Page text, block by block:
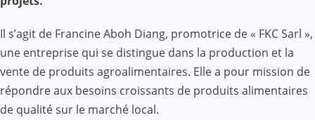
Il s’agit de Francine Aboh Diang, promotrice de « FKC Sarl »,
une entreprise qui se distingue dans la production et la
vente de produits agroalimentaires. Elle a pour mission de
répondre aux besoins croissants de produits alimentaires
de qualité sur le marché local.